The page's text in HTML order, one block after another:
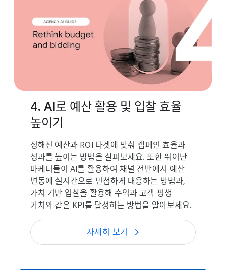
4. AI로 예산 활용 및 입찰 효율
높이기
정해진 예산과 ROI 타겟에 맞춰 캠페인 효율과
성과를 높이는 방법을 살펴보세요. 또한 뛰어난
마케터들이 AI를 활용하여 채널 전반에서 예산
변동에 실시간으로 민첩하게 대응하는 방법과,
가치 기반 입찰을 활용해 수익과 고객 평생
가치와 같은 KPI를 달성하는 방법을 알아보세요.
자세히 보기